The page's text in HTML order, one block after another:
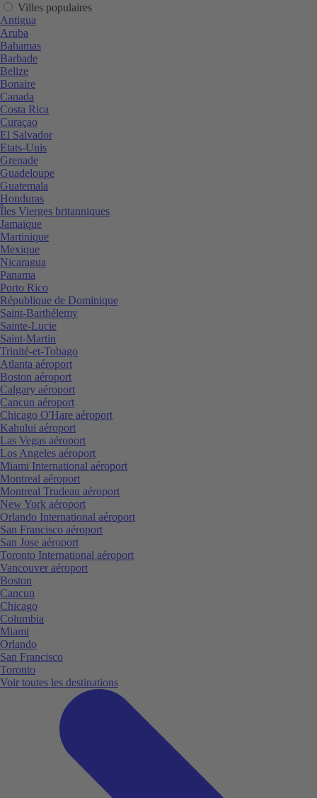
Villes populaires
Antigua
Aruba
Bahamas
Barbade
Belize
Bonaire
Canada
Costa Rica
Curaçao
El Salvador
Etats-Unis
Grenade
Guadeloupe
Guatemala
Honduras
Îles Vierges britanniques
Jamaïque
Martinique
Mexique
Nicaragua
Panama
Porto Rico
République de Dominique
Saint-Barthélemy
Sainte-Lucie
Saint-Martin
Trinité-et-Tobago
Atlanta aéroport
Boston aéroport
Calgary aéroport
Cancun aéroport
Chicago O'Hare aéroport
Kahului aéroport
Las Vegas aéroport
Los Angeles aéroport
Miami International aéroport
Montreal aéroport
Montreal Trudeau aéroport
New York aéroport
Orlando International aéroport
San Francisco aéroport
San Jose aéroport
Toronto International aéroport
Vancouver aéroport
Boston
Cancun
Chicago
Columbia
Miami
Orlando
San Francisco
Toronto
Voir toutes les destinations